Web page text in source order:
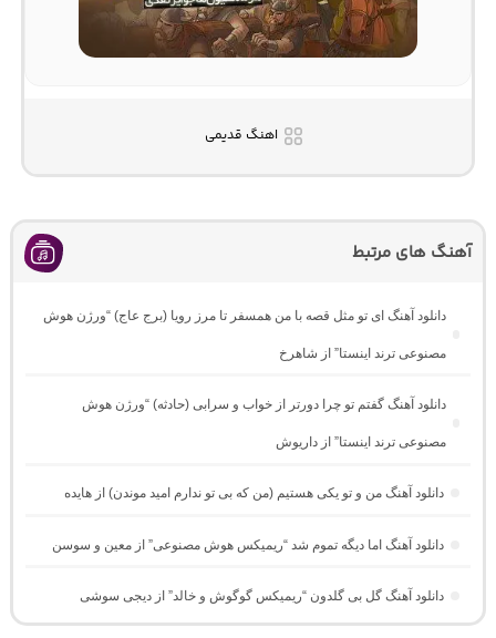
اهنگ قدیمی
آهنگ های مرتبط
دانلود آهنگ ای تو مثل قصه با من همسفر تا مرز رویا (برج عاج) “ورژن هوش
مصنوعی ترند اینستا” از شاهرخ
دانلود آهنگ گفتم تو چرا دورتر از خواب و سرابی (حادثه) “ورژن هوش
مصنوعی ترند اینستا” از داریوش
دانلود آهنگ من و تو یکی هستیم (من که بی تو ندارم امید موندن) از هایده
دانلود آهنگ اما دیگه تموم شد “ریمیکس هوش مصنوعی” از معین و سوسن
دانلود آهنگ گل بی گلدون “ریمیکس گوگوش و خالد” از دیجی سوشی